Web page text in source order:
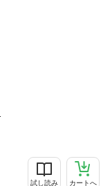
試し読み カートへ